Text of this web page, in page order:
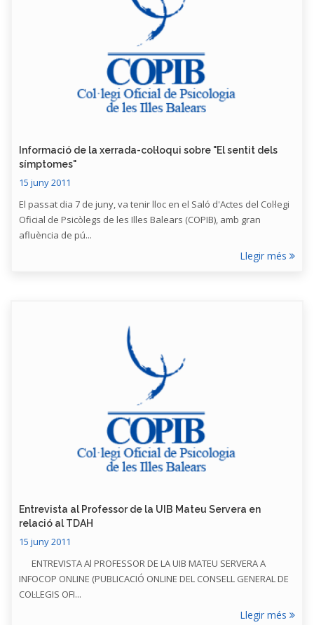
Informació de la xerrada-col·loqui sobre "El sentit dels
símptomes"
15 juny 2011
El passat dia 7 de juny, va tenir lloc en el Saló d'Actes del Col·legi
Oficial de Psicòlegs de les Illes Balears (COPIB), amb gran
afluència de pú...
Llegir més
Entrevista al Professor de la UIB Mateu Servera en
relació al TDAH
15 juny 2011
ENTREVISTA Al PROFESSOR DE LA UIB MATEU SERVERA A
INFOCOP ONLINE (PUBLICACIÓ ONLINE DEL CONSELL GENERAL DE
COL·LEGIS OFI...
Llegir més